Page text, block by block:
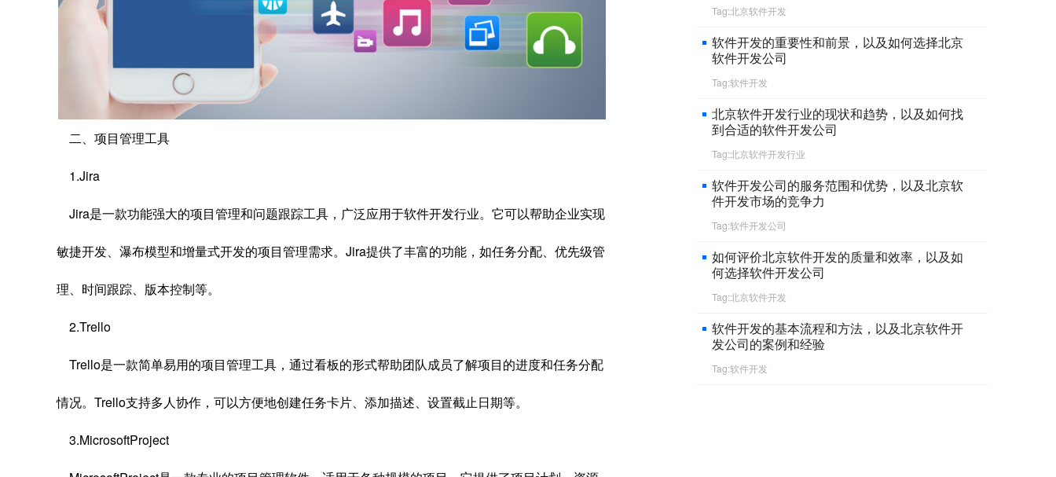
二、项目管理工具
1.Jira
Jira是一款功能强大的项目管理和问题跟踪工具，广泛应用于软件开发行业。它可以帮助企业实现
敏捷开发、瀑布模型和增量式开发的项目管理需求。Jira提供了丰富的功能，如任务分配、优先级管
理、时间跟踪、版本控制等。
2.Trello
Trello是一款简单易用的项目管理工具，通过看板的形式帮助团队成员了解项目的进度和任务分配
情况。Trello支持多人协作，可以方便地创建任务卡片、添加描述、设置截止日期等。
3.MicrosoftProject
Tag:北京软件开发
软件开发的重要性和前景，以及如何选择北京
软件开发公司
Tag:软件开发
北京软件开发行业的现状和趋势，以及如何找
到合适的软件开发公司
Tag:北京软件开发行业
软件开发公司的服务范围和优势，以及北京软
件开发市场的竞争力
Tag:软件开发公司
如何评价北京软件开发的质量和效率，以及如
何选择软件开发公司
Tag:北京软件开发
软件开发的基本流程和方法，以及北京软件开
发公司的案例和经验
Tag:软件开发